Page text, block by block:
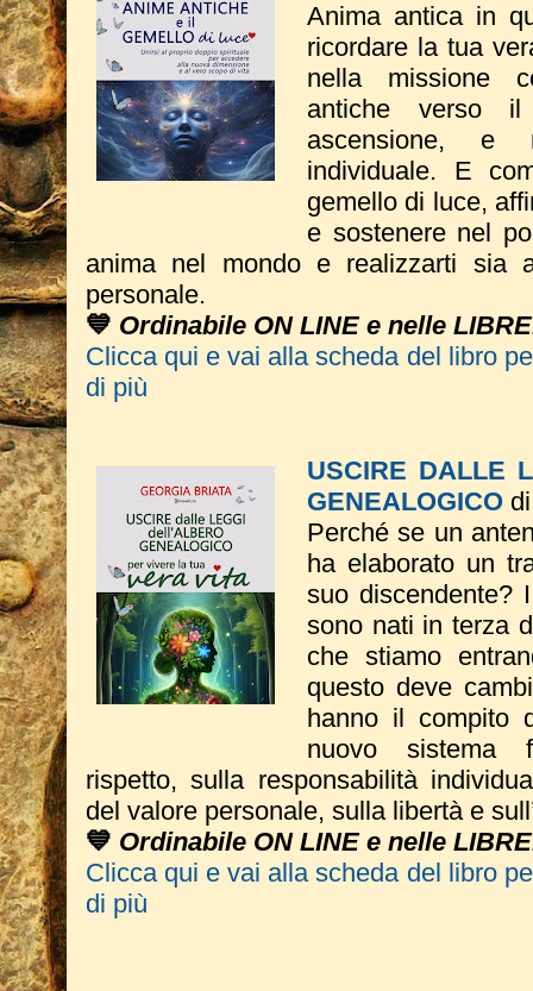
Anima antica in
ricordare la tua
nella missione
antiche verso
ascensione, e
individuale. E
gemello di luce,
e sostenere nel
anima nel mondo e realizzarti sia
personale.
💙 Ordinabile ON LINE e nelle
Clicca qui e vai alla scheda del libro
di più
USCIRE DALLE
GENEALOGICO
Perché se un
ha elaborato un
suo discendente?
sono nati in terza
che stiamo
questo deve
hanno il compito
nuovo sistema
rispetto, sulla responsabilità
del valore personale, sulla libertà e
💙 Ordinabile ON LINE e nelle
Clicca qui e vai alla scheda del libro
di più